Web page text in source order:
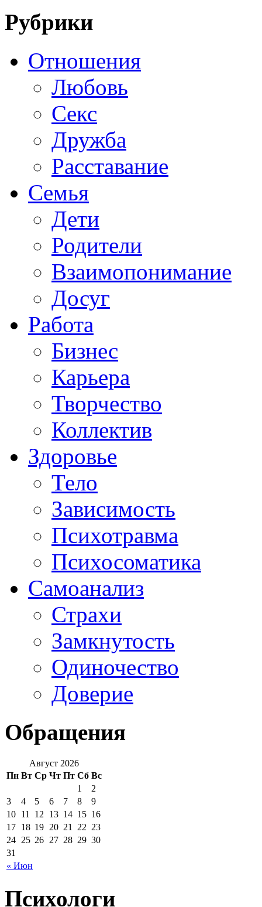
Рубрики
Отношения
Любовь
Секс
Дружба
Расставание
Семья
Дети
Родители
Взаимопонимание
Досуг
Работа
Бизнес
Карьера
Творчество
Коллектив
Здоровье
Тело
Зависимость
Психотравма
Психосоматика
Самоанализ
Страхи
Замкнутость
Одиночество
Доверие
Обращения
Август 2026
Пн Вт Ср Чт Пт Сб Вс
« Июн
1
2
3
4 5 6 7 8
9
10 11 12 13 14 15 16
17 18 19 20 21 22 23
24 25 26 27 28 29 30
31
Психологи